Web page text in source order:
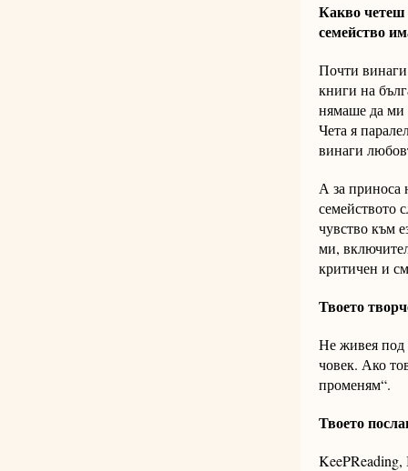
Какво четеш
семейство
Почти
книги на
нямаше да ми
Чета я
винаги
А за приноса
семейството
чувство към
ми,
критичен и
Твоето
Не живея под
човек. Ако
променям“.
Твоето
KeePReading,